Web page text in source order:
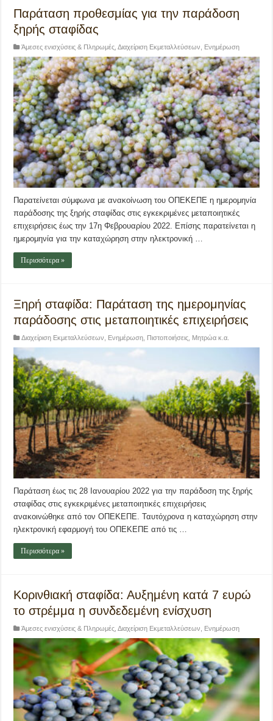
Παράταση προθεσμίας για την παράδοση
ξηρής σταφίδας
Άμεσες ενισχύσεις & Πληρωμές ,Διαχείριση Εκμεταλλεύσεων Ενημέρωση
Παρατείνεται σύμφωνα με ανακοίνωση του ΟΠΕΚΕΠΕ η ημερομηνία
παράδοσης της ξηρής σταφίδας στις εγκεκριμένες μεταποιητικές
επιχειρήσεις έως την 17η Φεβρουαρίου 2022. Επίσης παρατείνεται η
ημερομηνία για την καταχώρηση στην ηλεκτρονική …
Περισσότερα »
Ξηρή σταφίδα: Παράταση της ημερομηνίας
παράδοσης στις μεταποιητικές επιχειρήσεις
Διαχείριση Εκμεταλλεύσεων Ενημέρωση Πιστοποιήσεις, Μητρώα κ.α.
Παράταση έως τις 28 Ιανουαρίου 2022 για την παράδοση της ξηρής
σταφίδας στις εγκεκριμένες μεταποιητικές επιχειρήσεις
ανακοινώθηκε από τον ΟΠΕΚΕΠΕ. Ταυτόχρονα η καταχώρηση στην
ηλεκτρονική εφαρμογή του ΟΠΕΚΕΠΕ από τις …
Περισσότερα »
Κορινθιακή σταφίδα: Αυξημένη κατά 7 ευρώ
το στρέμμα η συνδεδεμένη ενίσχυση
Άμεσες ενισχύσεις & Πληρωμές ,Διαχείριση Εκμεταλλεύσεων Ενημέρωση